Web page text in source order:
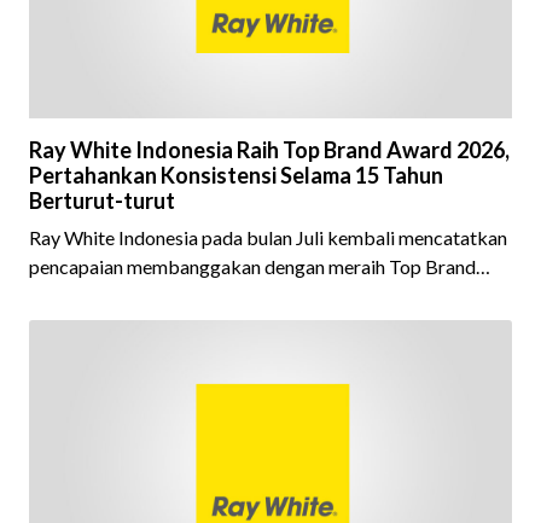
Ray White Indonesia Raih Top Brand Award 2026,
Pertahankan Konsistensi Selama 15 Tahun
Berturut-turut
Ray White Indonesia pada bulan Juli kembali mencatatkan
pencapaian membanggakan dengan meraih Top Brand
ini menjadi semakin istimewa karena Ray White Indonesia
tahun berturut-turut, sebuah bukti nyata atas konsistensi,